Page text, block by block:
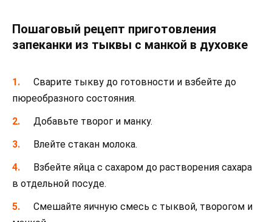
Пошаговый рецепт приготовления
запеканки из тыквы с манкой в духовке
Сварите тыкву до готовности и взбейте до
пюреобразного состояния.
Добавьте творог и манку.
Влейте стакан молока.
Взбейте яйца с сахаром до растворения сахара
в отдельной посуде.
Смешайте яичную смесь с тыквой, творогом и